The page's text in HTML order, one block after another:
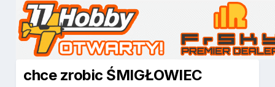
chce zrobic ŚMIGŁOWIEC